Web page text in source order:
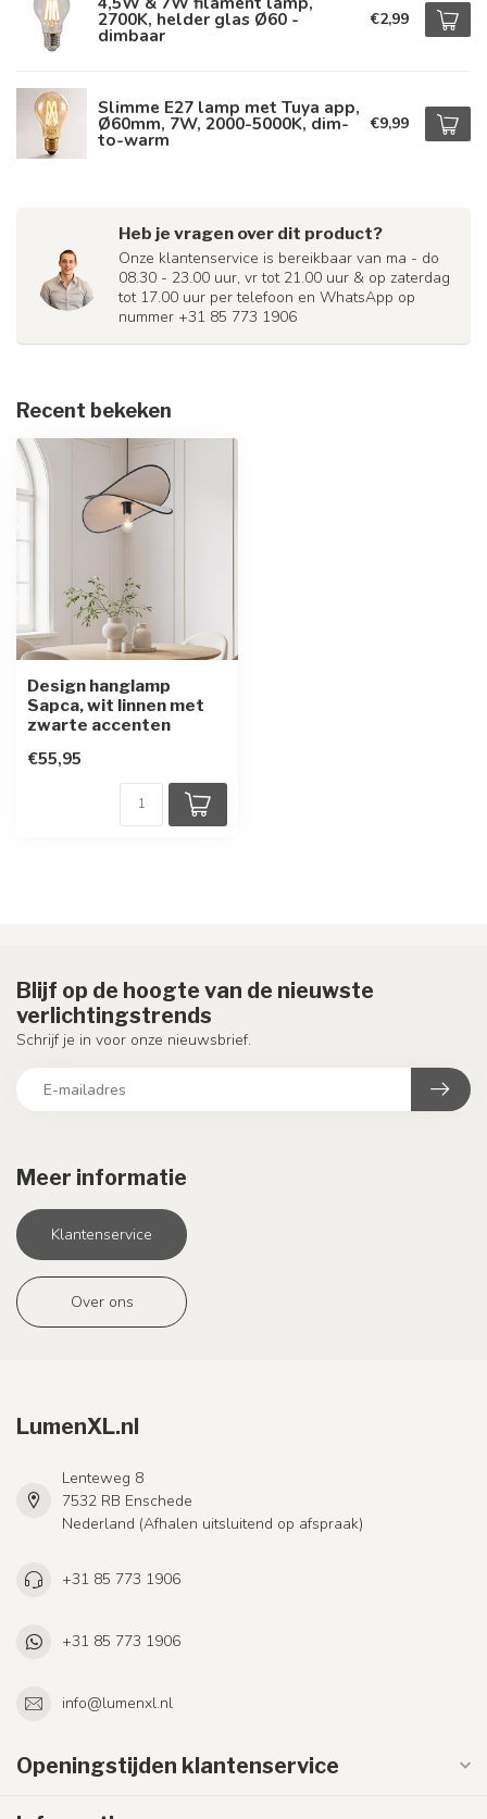
2700K, helder glas Ø60 -
dimbaar
€2,99
Slimme E27 lamp met Tuya app,
Ø60mm, 7W, 2000-5000K, dim-
to-warm
€9,99
Heb je vragen over dit product?
Onze klantenservice is bereikbaar van ma - do
08.30 - 23.00 uur, vr tot 21.00 uur & op zaterdag
tot 17.00 uur per telefoon en WhatsApp op
nummer +31 85 773 1906
Recent bekeken
Design hanglamp
Sapca, wit linnen met
zwarte accenten
€55,95
Meer informatie
Klantenservice
Over ons
Blijf op de hoogte van de nieuwste
verlichtingstrends
Schrijf je in voor onze nieuwsbrief.
LumenXL.nl
Lenteweg 8
7532 RB Enschede
Nederland (Afhalen uitsluitend op afspraak)
+31 85 773 1906
+31 85 773 1906
info@lumenxl.nl
Openingstijden klantenservice